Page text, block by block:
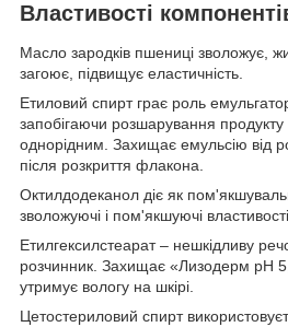
Властивості
Масло зародків пшениці зволожує,
загоює, підвищує еластичність.
Етиловий спирт грає роль
запобігаючи розшарування продукту
однорідним. Захищає емульсію від
після розкриття флакона.
Октилдодеканол діє як
зволожуючі і пом'якшуючі
Етилгексилстеарат – нешкідливу
розчинник. Захищає «Лизодерм pH
утримує вологу на шкірі.
Цетостериловий спирт